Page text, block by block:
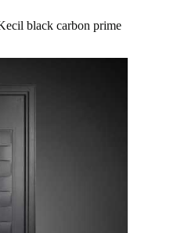
black carbon prime